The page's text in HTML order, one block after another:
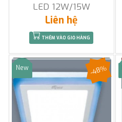
LED 12W/15W
Liên hệ
THÊM VÀO GIỎ HÀNG
Sale
New -48%